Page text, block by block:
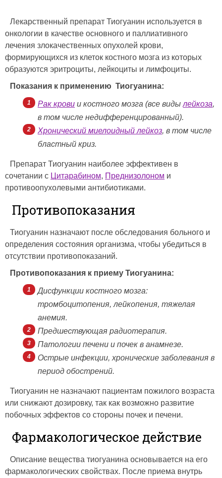
Лекарственный препарат Тиогуанин используется в
онкологии в качестве основного и паллиативного
лечения злокачественных опухолей крови,
формирующихся из клеток костного мозга из которых
образуются эритроциты, лейкоциты и лимфоциты.
Показания к применению Тиогуанина:
Рак крови и костного мозга (все видылейкоза,
в том числе недифференцированный).
Хронический миелоидный лейкоз, в том числе
бластный криз.
Препарат Тиогуанин наиболее эффективен в
сочетании с Цитарабином, Преднизолоном и
противоопухолевыми антибиотиками.
Противопоказания
Тиогуанин назначают после обследования больного и
определения состояния организма, чтобы убедиться в
отсутствии противопоказаний.
Противопоказания к приему Тиогуанина:
Дисфункции костного мозга:
тромбоцитопения, лейкопения, тяжелая
анемия.
Предшествующая радиотерапия.
Патологии печени и почек в анамнезе.
Острые инфекции, хронические заболевания в
период обострений.
Тиогуанин не назначают пациентам пожилого возраста
или снижают дозировку, так как возможно развитие
побочных эффектов со стороны почек и печени.
Фармакологическое действие
Описание вещества тиогуанина основывается на его
фармакологических свойствах. После приема внутрь